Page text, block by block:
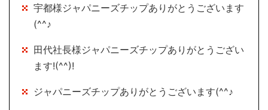
宇都様ジャパニーズチップありがとうございます
(^^♪
田代社長様ジャパニーズチップありがとうござい
ます!(^^)!
ジャパニーズチップありがとうございます(^^♪